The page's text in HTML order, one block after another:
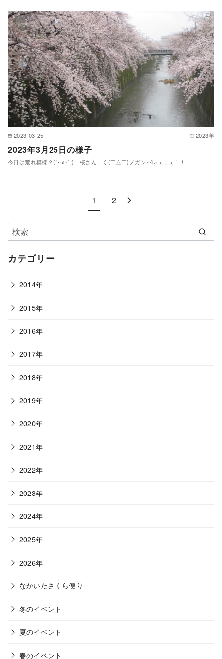
2023-03-25 2023年
2023年3月25日の様子
今日は荒れ模様？(´･ω･`;) 桜さん、く(￣△￣)ノガンバレェェェ！！
1 2
カテゴリー
2014年
2015年
2016年
2017年
2018年
2019年
2020年
2021年
2022年
2023年
2024年
2025年
2026年
なかいたさくら便り
冬のイベント
夏のイベント
春のイベント